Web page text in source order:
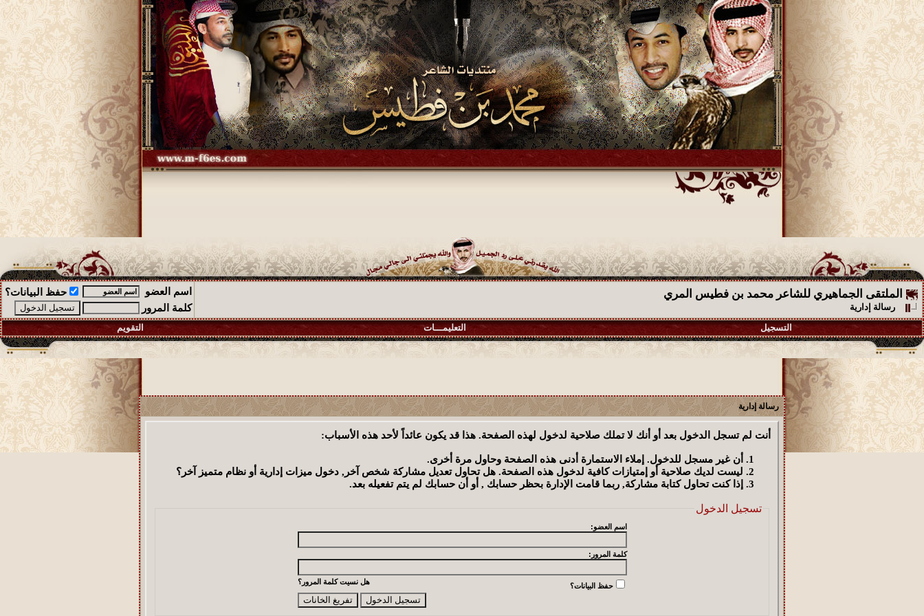
الملتقى الجماهيري للشاعر محمد بن فطيس المري
رسالة إدارية
اسم العضو
حفظ البيانات؟
كلمة المرور
التسجيل التعليمـــات التقويم
رسالة إدارية
أنت لم تسجل الدخول بعد أو أنك لا تملك صلاحية لدخول لهذه الصفحة. هذا قد يكون عائداً لأحد هذه الأسباب:
أن غير مسجل للدخول. إملاء الاستمارة أدنى هذه الصفحة وحاول مرة أخرى.
ليست لديك صلاحية أو إمتيازات كافية لدخول هذه الصفحة. هل تحاول تعديل مشاركة شخص آخر, دخول ميزات إدارية أو نظام متميز آخر؟
إذا كنت تحاول كتابة مشاركة, ربما قامت الإدارة بحظر حسابك , أو أن حسابك لم يتم تفعيله بعد.
تسجيل الدخول
اسم العضو:
كلمة المرور:
هل نسيت كلمة المرور؟ حفظ البيانات؟